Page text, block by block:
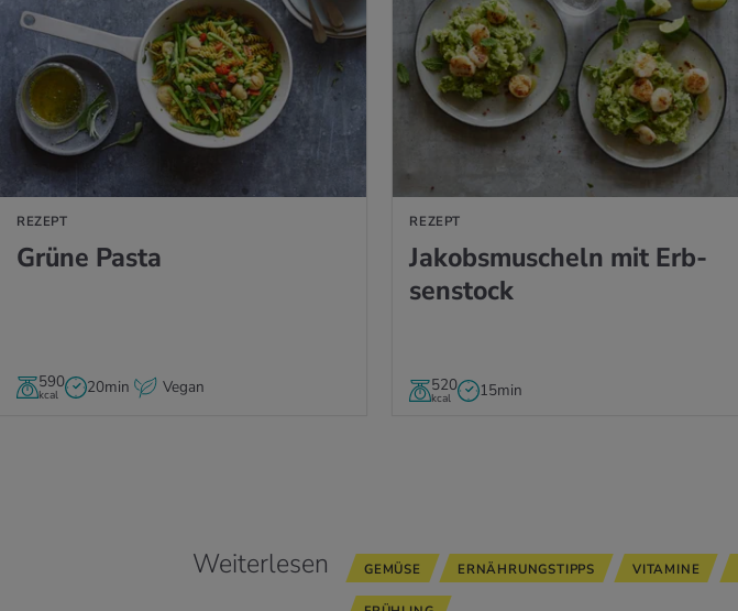
REZEPT
Grüne Pasta
590
kcal 20min Vegan
REZEPT
REZEPT
Ja­kobs­mu­scheln mit Erb­
sen­stock
520
kcal 15min
ZUM REZEPT
Weiterlesen GEMÜSE ERNÄHRUNGSTIPPS VITAMINE